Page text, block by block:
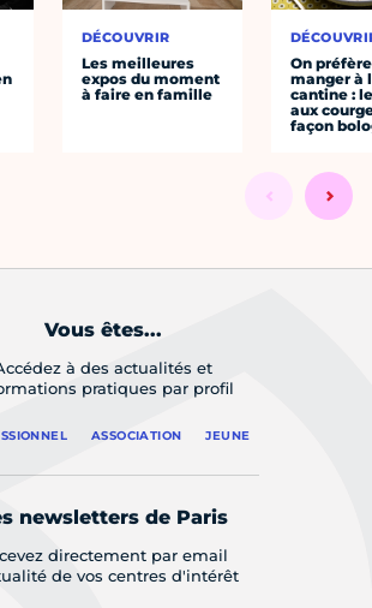
DÉCOUVRIR
Les meilleures
expos du moment
à faire en famille
On préfère
manger à
cantine :
aux
façon
Vous êtes...
à des actualités et
pratiques par profil
ASSOCIATION JEUNE
newsletters de Paris
directement par email
de vos centres d'intérêt